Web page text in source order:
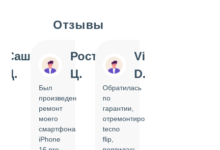
Отзывы
Саша
Д.
Ростислав
Ц.
Был
произведен
ремонт
моего
смартфона
iPhone
Vi
D.
Обратилась
по
гарантии,
отремонтировать
tecno
flip,